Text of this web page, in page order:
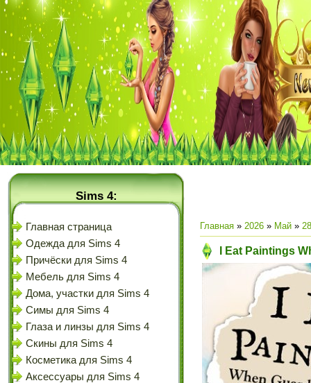
Sims 4:
Главная страница
Одежда для Sims 4
Причёски для Sims 4
Мебель для Sims 4
Дома, участки для Sims 4
Симы для Sims 4
Глаза и линзы для Sims 4
Скины для Sims 4
Косметика для Sims 4
Аксессуары для Sims 4
Главная » 2026 » Май » 28
I Eat Paintings